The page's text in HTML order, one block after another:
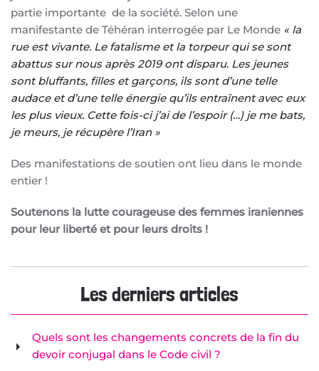
partie importante de la société. Selon une
manifestante de Téhéran interrogée par Le Monde « la
rue est vivante. Le fatalisme et la torpeur qui se sont
abattus sur nous après 2019 ont disparu. Les jeunes
sont bluffants, filles et garçons, ils sont d’une telle
audace et d’une telle énergie qu’ils entraînent avec eux
les plus vieux. Cette fois-ci j’ai de l’espoir (…) je me bats,
je meurs, je récupère l’Iran »
Des manifestations de soutien ont lieu dans le monde
entier !
Soutenons la lutte courageuse des femmes iraniennes
pour leur liberté et pour leurs droits !
Les derniers articles
Quels sont les changements concrets de la fin du
devoir conjugal dans le Code civil ?